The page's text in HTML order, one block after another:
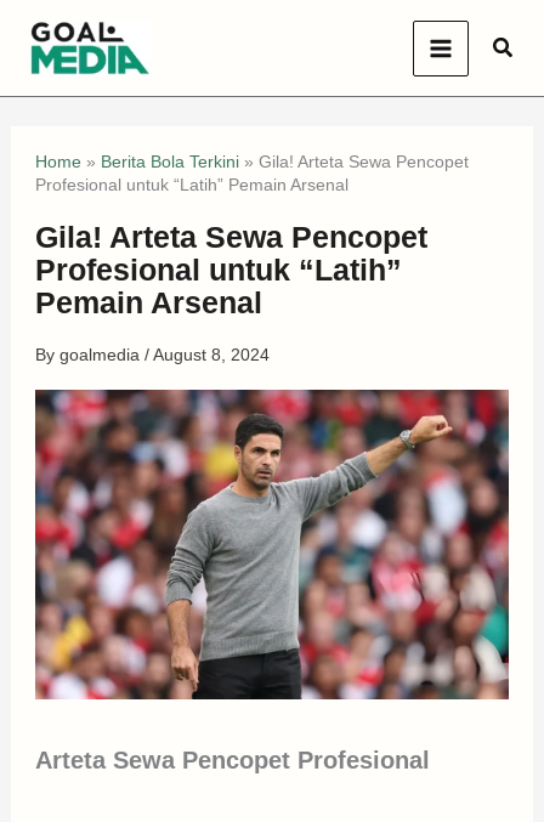
Home» Berita Bola Terkini» Gila! Arteta Sewa Pencopet
Profesional untuk “Latih” Pemain Arsenal
Gila! Arteta Sewa Pencopet
Profesional untuk “Latih”
Pemain Arsenal
By goalmedia /August 8, 2024
Arteta Sewa Pencopet Profesional